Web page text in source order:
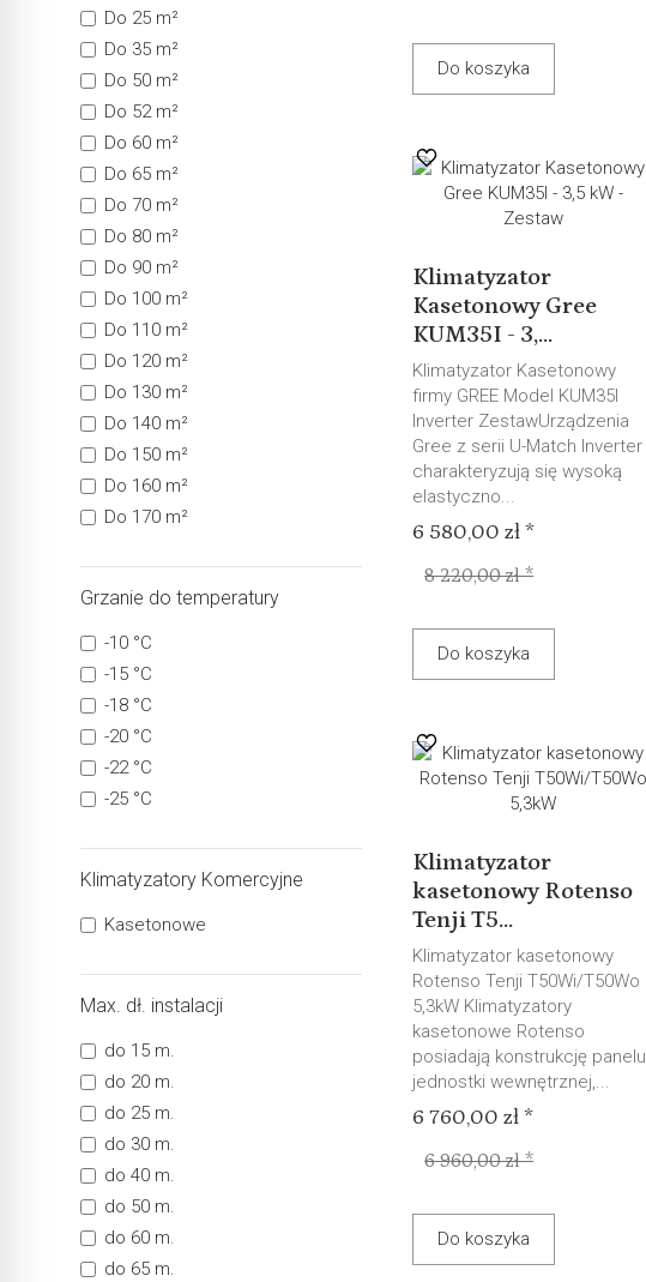
Do koszyka
Klimatyzator
Kasetonowy Gree
KUM35I - 3,...
Klimatyzator Kasetonowy
firmy GREE Model KUM35I
Inverter ZestawUrządzenia
Gree z serii U-Match Inverter
charakteryzują się wysoką
elastyczno...
6 580,00 zł *
8 220,00 zł *
Do koszyka
Klimatyzator
kasetonowy Rotenso
Tenji T5...
Klimatyzator kasetonowy
Rotenso Tenji T50Wi/T50Wo
5,3kW Klimatyzatory
kasetonowe Rotenso
posiadają konstrukcję panelu
jednostki wewnętrznej,...
6 760,00 zł *
6 960,00 zł *
Do koszyka
Do 25 m²
Do 35 m²
Do 50 m²
Do 52 m²
Do 60 m²
Do 65 m²
Do 70 m²
Do 80 m²
Do 90 m²
Do 100 m²
Do 110 m²
Do 120 m²
Do 130 m²
Do 140 m²
Do 150 m²
Do 160 m²
Do 170 m²
Grzanie do temperatury
-10 °C
-15 °C
-18 °C
-20 °C
-22 °C
-25 °C
Klimatyzatory Komercyjne
Kasetonowe
Max. dł. instalacji
do 15 m.
do 20 m.
do 25 m.
do 30 m.
do 40 m.
do 50 m.
do 60 m.
do 65 m.